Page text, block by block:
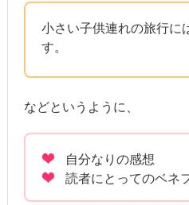
小さい子供連れの旅行に
す。
などというように、
自分なりの感想
読者にとってのベネ